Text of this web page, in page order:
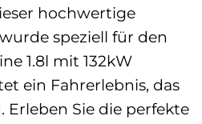
hochwertige
wurde speziell für den
1.8l mit 132kW
ein Fahrerlebnis, das
Erleben Sie die perfekte